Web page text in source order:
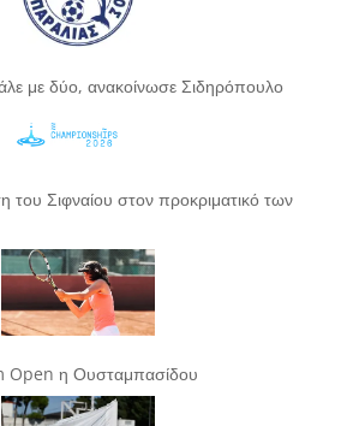
με δύο, ανακοίνωσε Σιδηρόπουλο
του Σιφναίου στον προκριματικό των
Open η Ουσταμπασίδου